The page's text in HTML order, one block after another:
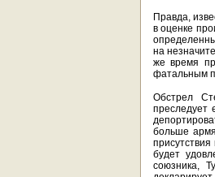
Правда,
в оценке
на
же время
фатальным
Обстрел
преследует
больше
будет
союзника,